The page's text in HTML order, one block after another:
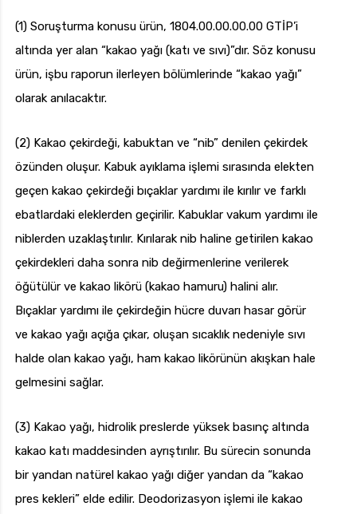
(1) Soruşturma konusu ürün, 1804.00.00.00.00 GTİP’i
altında yer alan “kakao yağı (katı ve sıvı)”dır. Söz konusu
ürün, işbu raporun ilerleyen bölümlerinde “kakao yağı”
olarak anılacaktır.
(2) Kakao çekirdeği, kabuktan ve “nib” denilen çekirdek
özünden oluşur. Kabuk ayıklama işlemi sırasında elekten
geçen kakao çekirdeği bıçaklar yardımı ile kırılır ve farklı
ebatlardaki eleklerden geçirilir. Kabuklar vakum yardımı ile
niblerden uzaklaştırılır. Kırılarak nib haline getirilen kakao
çekirdekleri daha sonra nib değirmenlerine verilerek
öğütülür ve kakao likörü (kakao hamuru) halini alır.
Bıçaklar yardımı ile çekirdeğin hücre duvarı hasar görür
ve kakao yağı açığa çıkar, oluşan sıcaklık nedeniyle sıvı
halde olan kakao yağı, ham kakao likörünün akışkan hale
gelmesini sağlar.
(3) Kakao yağı, hidrolik preslerde yüksek basınç altında
kakao katı maddesinden ayrıştırılır. Bu sürecin sonunda
bir yandan natürel kakao yağı diğer yandan da “kakao
pres kekleri” elde edilir. Deodorizasyon işlemi ile kakao